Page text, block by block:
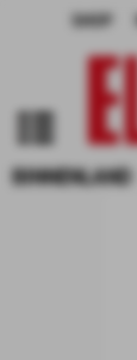
SHOP
BINNENLAND